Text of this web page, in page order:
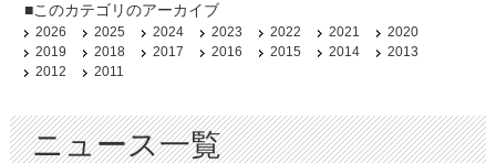
ニュース一覧
■このカテゴリのアーカイブ
2026 2025 2024 2023 2022 2021
2020
2019
2018 2017 2016 2015 2014
2013
2012
2011